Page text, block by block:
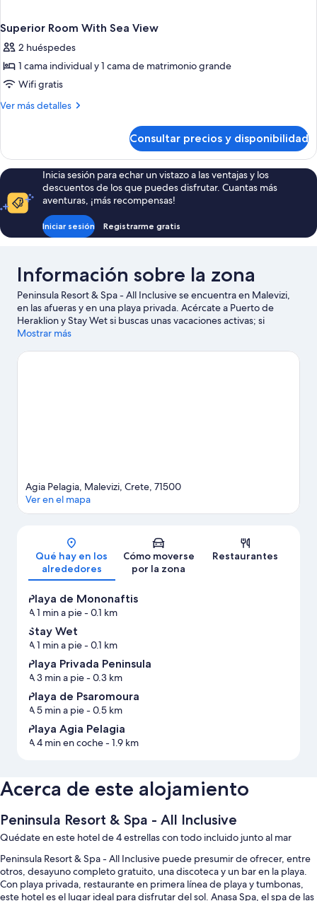
Superior Room With Sea View
2 huéspedes
1 cama individual y 1 cama de matrimonio grande
Wifi gratis
Ver más detalles
Más
Room
With
Sea
View
Consultar precios y disponibilidad
Inicia sesión para echar un vistazo a las ventajas y los
descuentos de los que puedes disfrutar. Cuantas más
aventuras, ¡más recompensas!
Iniciar sesión Registrarme gratis
Información sobre la zona
Peninsula Resort & Spa - All Inclusive se encuentra en Malevizi,
en las afueras y en una playa privada. Acércate a Puerto de
Heraklion y Stay Wet si buscas unas vacaciones activas; si
prefieres ir de compras, ve a Mercado Central de Heraclión o
especial? Puedes consultar el calendario de Estadio Pankritio o
Mostrar más
Mapa
Agia Pelagia, Malevizi, Crete, 71500
Ver en el mapa
Qué hay en los
alrededores
Cómo moverse
por la zona
Restaurantes
Playa de Mononaftis
A 1 min a pie- 0.1 km
Stay Wet
A 1 min a pie- 0.1 km
Playa Privada Peninsula
A 3 min a pie- 0.3 km
Playa de Psaromoura
A 5 min a pie- 0.5 km
Playa Agia Pelagia
A 4 min en coche- 1.9 km
Acerca de este alojamiento
Peninsula Resort & Spa - All Inclusive
Quédate en este hotel de 4 estrellas con todo incluido junto al mar
Peninsula Resort & Spa - All Inclusive puede presumir de ofrecer, entre
otros, desayuno completo gratuito, una discoteca y un bar en la playa.
Con playa privada, restaurante en primera línea de playa y tumbonas,
este hotel es el lugar ideal para disfrutar del sol. Anasa Spa, el spa de las